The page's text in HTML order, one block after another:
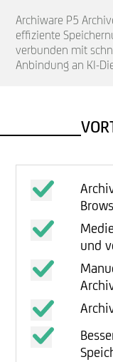
Archiware P5
effiziente
verbunden mit
Anbindung an KI-
und